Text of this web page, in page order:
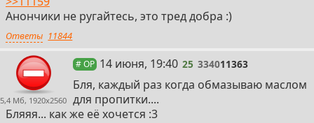
Анончики не ругайтесь, это тред добра :)
Ответы 11844
5,4 Мб, 1920x2560
# OP 25
14 июня, 19:40 25 334011363
Бля, каждый раз когда обмазываю маслом
для пропитки....
Бляяя... как же её хочется :3